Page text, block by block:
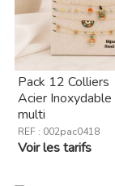
Pack 12 Colliers
Acier
multi
REF : 002pac0418
Voir les tarifs